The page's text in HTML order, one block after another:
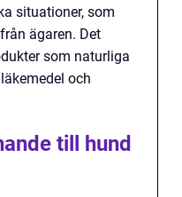
situationer, som
ägaren. Det
som naturliga
och
till hund